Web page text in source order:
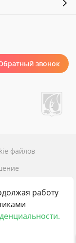
звонок
файлов
работу